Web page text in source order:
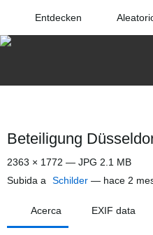
Entdecken
Beteiligung
2363 × 1772 — JPG 2.1 MB
Subida a
Schilder — hace 2
Acerca EXIF data